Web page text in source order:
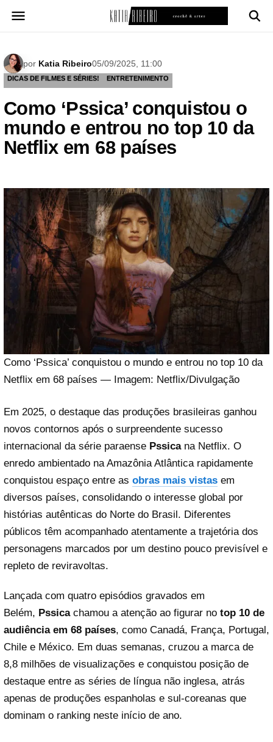
para
por Katia Ribeiro05/09/2025, 11:00
DICAS DE FILMES E SÉRIES! ENTRETENIMENTO
Como ‘Pssica’ conquistou o
mundo e entrou no top 10 da
Netflix em 68 países
Como ‘Pssica’ conquistou o mundo e entrou no top 10 da
Netflix em 68 países — Imagem: Netflix/Divulgação
Em 2025, o destaque das produções brasileiras ganhou
novos contornos após o surpreendente sucesso
internacional da série paraense Pssicana Netflix. O
enredo ambientado na Amazônia Atlântica rapidamente
conquistou espaço entre as obras mais vistas em
diversos países, consolidando o interesse global por
histórias autênticas do Norte do Brasil. Diferentes
públicos têm acompanhado atentamente a trajetória dos
personagens marcados por um destino pouco previsível e
repleto de reviravoltas.
Lançada com quatro episódios gravados em
Belém, Pssicachamou a atenção ao figurar no top 10 de
audiência em 68 países, como Canadá, França, Portugal,
Chile e México. Em duas semanas, cruzou a marca de
8,8 milhões de visualizações e conquistou posição de
destaque entre as séries de língua não inglesa, atrás
apenas de produções espanholas e sul-coreanas que
dominam o ranking neste início de ano.